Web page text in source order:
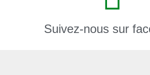
Suivez-nous sur